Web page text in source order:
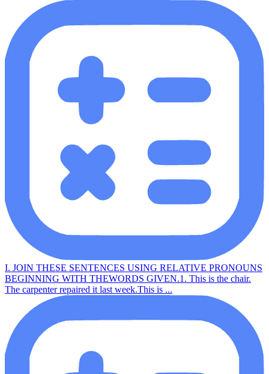
I. JOIN THESE SENTENCES USING RELATIVE PRONOUNS
BEGINNING WITH THEWORDS GIVEN.1. This is the chair.
The carpenter repaired it last week.This is ...